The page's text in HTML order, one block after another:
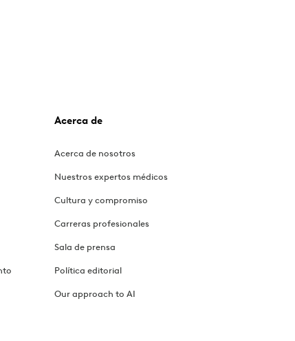
Acerca de
Acerca de nosotros
Nuestros expertos médicos
Cultura y compromiso
Carreras profesionales
Sala de prensa
Política editorial
Our approach to AI